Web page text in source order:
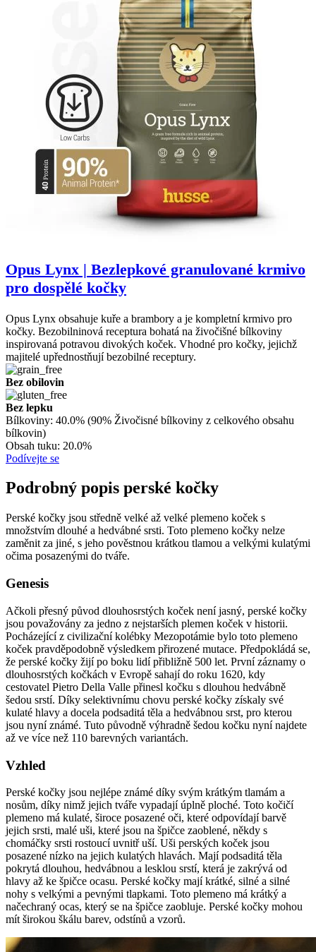
Opus Lynx | Bezlepkové granulované krmivo
pro dospělé kočky
Opus Lynx obsahuje kuře a brambory a je kompletní krmivo pro
kočky. Bezobilninová receptura bohatá na živočišné bílkoviny
inspirovaná potravou divokých koček. Vhodné pro kočky, jejichž
majitelé upřednostňují bezobilné receptury.
Bez obilovin
Bez lepku
Bílkoviny: 40.0% (90% Živočisné bílkoviny z celkového obsahu
bílkovin)
Obsah tuku: 20.0%
Podívejte se
Podrobný popis perské kočky
Perské kočky jsou středně velké až velké plemeno koček s
množstvím dlouhé a hedvábné srsti. Toto plemeno kočky nelze
zaměnit za jiné, s jeho pověstnou krátkou tlamou a velkými kulatými
očima posazenými do tváře.
Genesis
Ačkoli přesný původ dlouhosrstých koček není jasný, perské kočky
jsou považovány za jedno z nejstarších plemen koček v historii.
Pocházející z civilizační kolébky Mezopotámie bylo toto plemeno
koček pravděpodobně výsledkem přirozené mutace. Předpokládá se,
že perské kočky žijí po boku lidí přibližně 500 let. První záznamy o
dlouhosrstých kočkách v Evropě sahají do roku 1620, kdy
cestovatel Pietro Della Valle přinesl kočku s dlouhou hedvábně
šedou srstí. Díky selektivnímu chovu perské kočky získaly své
kulaté hlavy a docela podsaditá těla a hedvábnou srst, pro kterou
jsou nyní známé. Tuto původně výhradně šedou kočku nyní najdete
až ve více než 110 barevných variantách.
Vzhled
Perské kočky jsou nejlépe známé díky svým krátkým tlamám a
nosům, díky nimž jejich tváře vypadají úplně ploché. Toto kočičí
plemeno má kulaté, široce posazené oči, které odpovídají barvě
jejich srsti, malé uši, které jsou na špičce zaoblené, někdy s
chomáčky srsti rostoucí uvnitř uší. Uši perských koček jsou
posazené nízko na jejich kulatých hlavách. Mají podsaditá těla
pokrytá dlouhou, hedvábnou a lesklou srstí, která je zakrývá od
hlavy až ke špičce ocasu. Perské kočky mají krátké, silné a silné
nohy s velkými a pevnými tlapkami. Toto plemeno má krátký a
načechraný ocas, který se na špičce zaobluje. Perské kočky mohou
mít širokou škálu barev, odstínů a vzorů.